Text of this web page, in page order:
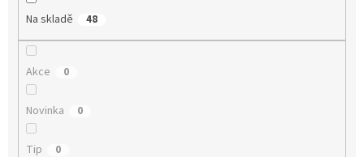
Na skladě 48
Akce 0
Novinka 0
Tip 0